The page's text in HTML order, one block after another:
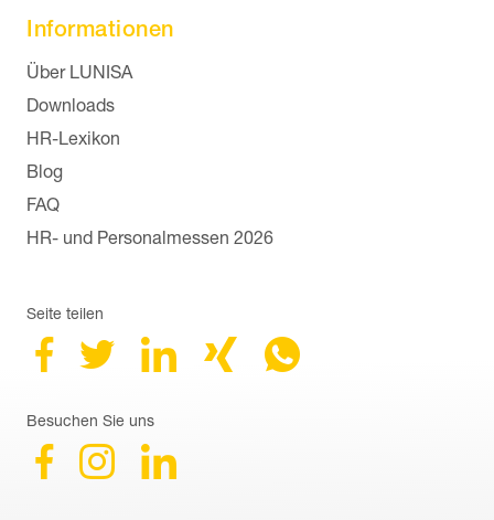
Informationen
Navigation überspringen
Über LUNISA
Downloads
HR-Lexikon
Blog
FAQ
HR- und Personalmessen 2026
Seite teilen
Besuchen Sie uns